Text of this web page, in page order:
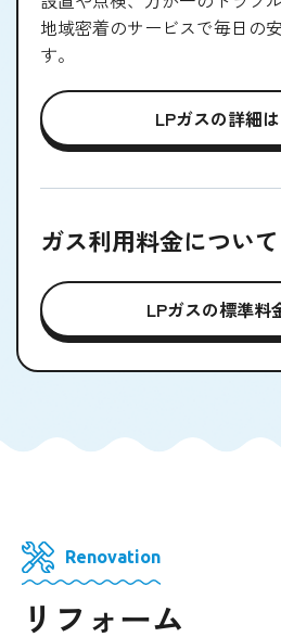
地域密着のサービスで毎日の
す。
LPガスの詳細
ガス利用料金について
LPガスの標準料
Renovation
リフォーム